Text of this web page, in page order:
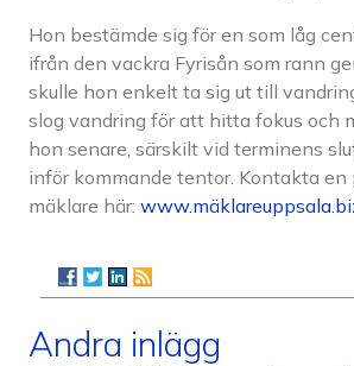
Hon bestämde sig för en som låg
ifrån den vackra Fyrisån som rann
skulle hon enkelt ta sig ut till
slog vandring för att hitta fokus och
hon senare, särskilt vid terminens
inför kommande tentor. Kontakta en
mäklare här:
Andra inlägg